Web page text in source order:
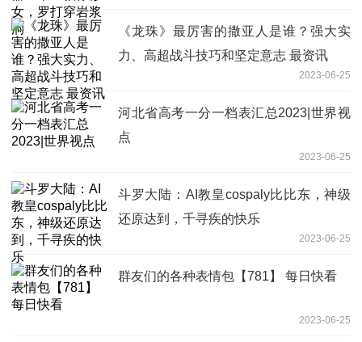
《龙珠》最厉害的撒亚人是谁？强大实
力、高超战斗技巧和坚定意志 最资讯
2023-06-25
河北省高考一分一档表汇总2023|世界视
点
2023-06-25
斗罗大陆：AI教皇cospaly比比东，神级
还原达到，千寻疾的快乐
2023-06-25
群友们的各种表情包【781】 每日快看
2023-06-25